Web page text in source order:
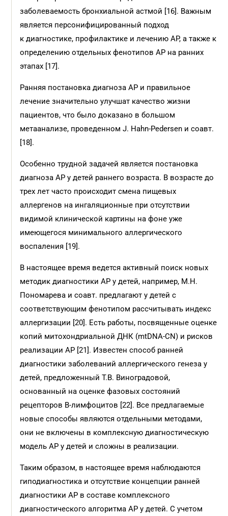
заболеваемость бронхиальной астмой [16]. Важным
является персонифицированный подход
к диагностике, профилактике и лечению АР, а также к
определению отдельных фенотипов АР на ранних
этапах [17].
Ранняя постановка диагноза АР и правильное
лечение значительно улучшат качество жизни
пациентов, что было доказано в большом
метаанализе, проведенном J. Hahn-Pedersen и соавт.
[18].
Особенно трудной задачей является постановка
диагноза АР у детей раннего возраста. В возрасте до
трех лет часто происходит смена пищевых
аллергенов на ингаляционные при отсутствии
видимой клинической картины на фоне уже
имеющегося минимального аллергического
воспаления [19].
В настоящее время ведется активный поиск новых
методик диагностики АР у детей, например, М.Н.
Пономарева и соавт. предлагают у детей с
соответствующим фенотипом рассчитывать индекс
аллергизации [20]. Есть работы, посвященные оценке
копий митохондриальной ДНК (mtDNA-CN) и рисков
реализации АР [21]. Известен способ ранней
диагностики заболеваний аллергического генеза у
детей, предложенный Т.В. Виноградовой,
основанный на оценке фазовых состояний
рецепторов В-лимфоцитов [22]. Все предлагаемые
новые способы являются отдельными методами,
они не включены в комплексную диагностическую
модель АР у детей и сложны в реализации.
Таким образом, в настоящее время наблюдаются
гиподиагностика и отсутствие концепции ранней
диагностики АР в составе комплексного
диагностического алгоритма АР у детей. С учетом